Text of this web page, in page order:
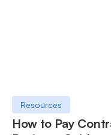
Resources
How to Pay